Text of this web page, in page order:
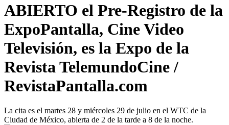
ABIERTO el Pre-Registro de la
ExpoPantalla, Cine Video
Televisión, es la Expo de la
Revista TelemundoCine /
RevistaPantalla.com
La cita es el martes 28 y miércoles 29 de julio en el WTC de la
Ciudad de México, abierta de 2 de la tarde a 8 de la noche.